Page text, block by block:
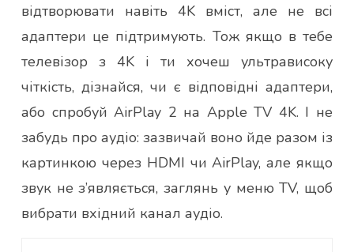
відтворювати навіть 4K вміст, але не всі
адаптери це підтримують. Тож якщо в тебе
телевізор з 4K і ти хочеш ультрависоку
чіткість, дізнайся, чи є відповідні адаптери,
або спробуй AirPlay 2 на Apple TV 4K. І не
забудь про аудіо: зазвичай воно йде разом із
картинкою через HDMI чи AirPlay, але якщо
звук не з’являється, заглянь у меню TV, щоб
вибрати вхідний канал аудіо.